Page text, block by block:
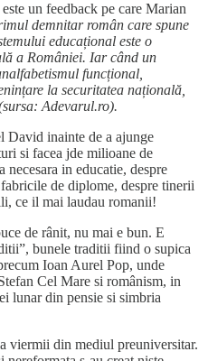
un feedback pe care Marian
demnitar român care spune
educațional este o
a României. Iar când un
funcțional,
la securitatea națională,
Adevarul.ro).
David inainte de a ajunge
si facea jde milioane de
in educatie, despre
de diplome, despre tinerii
ce il mai laudau romanii!
de rânit, nu mai e bun. E
bunele traditii fiind o supica
Ioan Aurel Pop, unde
Cel Mare si românism, in
lunar din pensie si simbria
viermii din mediul preuniversitar.